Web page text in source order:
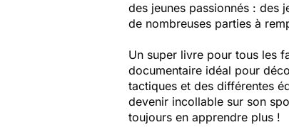
des jeunes passionnés : des
de nombreuses parties à
Un super livre pour tous les
documentaire idéal pour
tactiques et des différentes
devenir incollable sur son
toujours en apprendre plus !